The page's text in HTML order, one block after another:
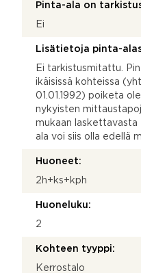
Pinta-ala on
Ei
Lisätietoja pinta-
Ei tarkistusmitattu.
ikäisissä kohteissa
01.01.1992) poiketa
nykyisten
mukaan laskettavasta
ala voi siis olla edellä
Huoneet:
2h+ks+kph
Huoneluku:
2
Kohteen tyyppi:
Kerrostalo